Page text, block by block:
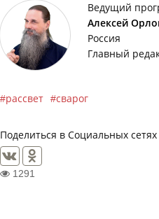
Ведущий
Алексей
Россия
Главный
рассвет сварог
Поделиться в Социальных
1291